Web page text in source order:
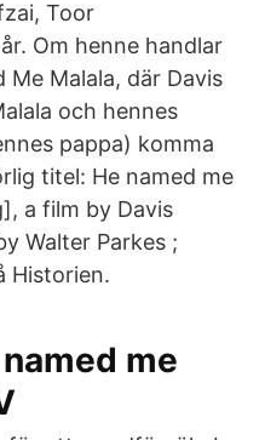
Toor
Om henne handlar
Me Malala, där Davis
och hennes
pappa) komma
titel: He named me
a film by Davis
Walter Parkes ;
Historien.
me